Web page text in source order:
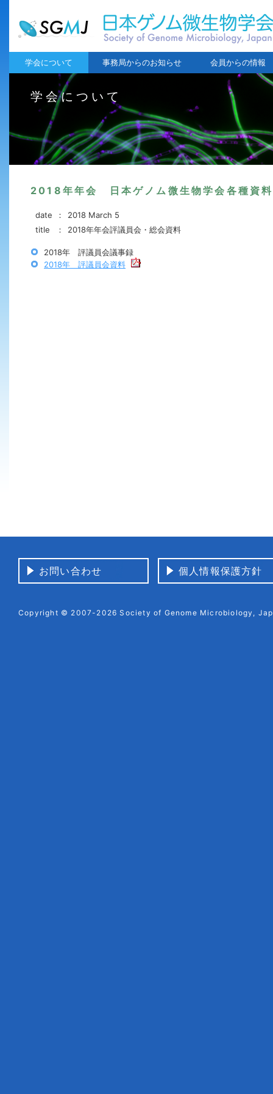
学会について 事務局からのお知らせ 会員からの情報
学会について
2018年年会 日本ゲノム微生物学会各種資料
date ：
2018 March 5
title
： 2018年年会評議員会・総会資料
2018年 評議員会議事録
2018年 評議員会資料
お問い合わせ 個人情報保護方針
Copyright © 2007-2026 Society of Genome Microbiology,